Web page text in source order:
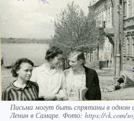
Письма могут быть спрятаны в одном
Ленин в Самаре. Фото: https://vk.com/